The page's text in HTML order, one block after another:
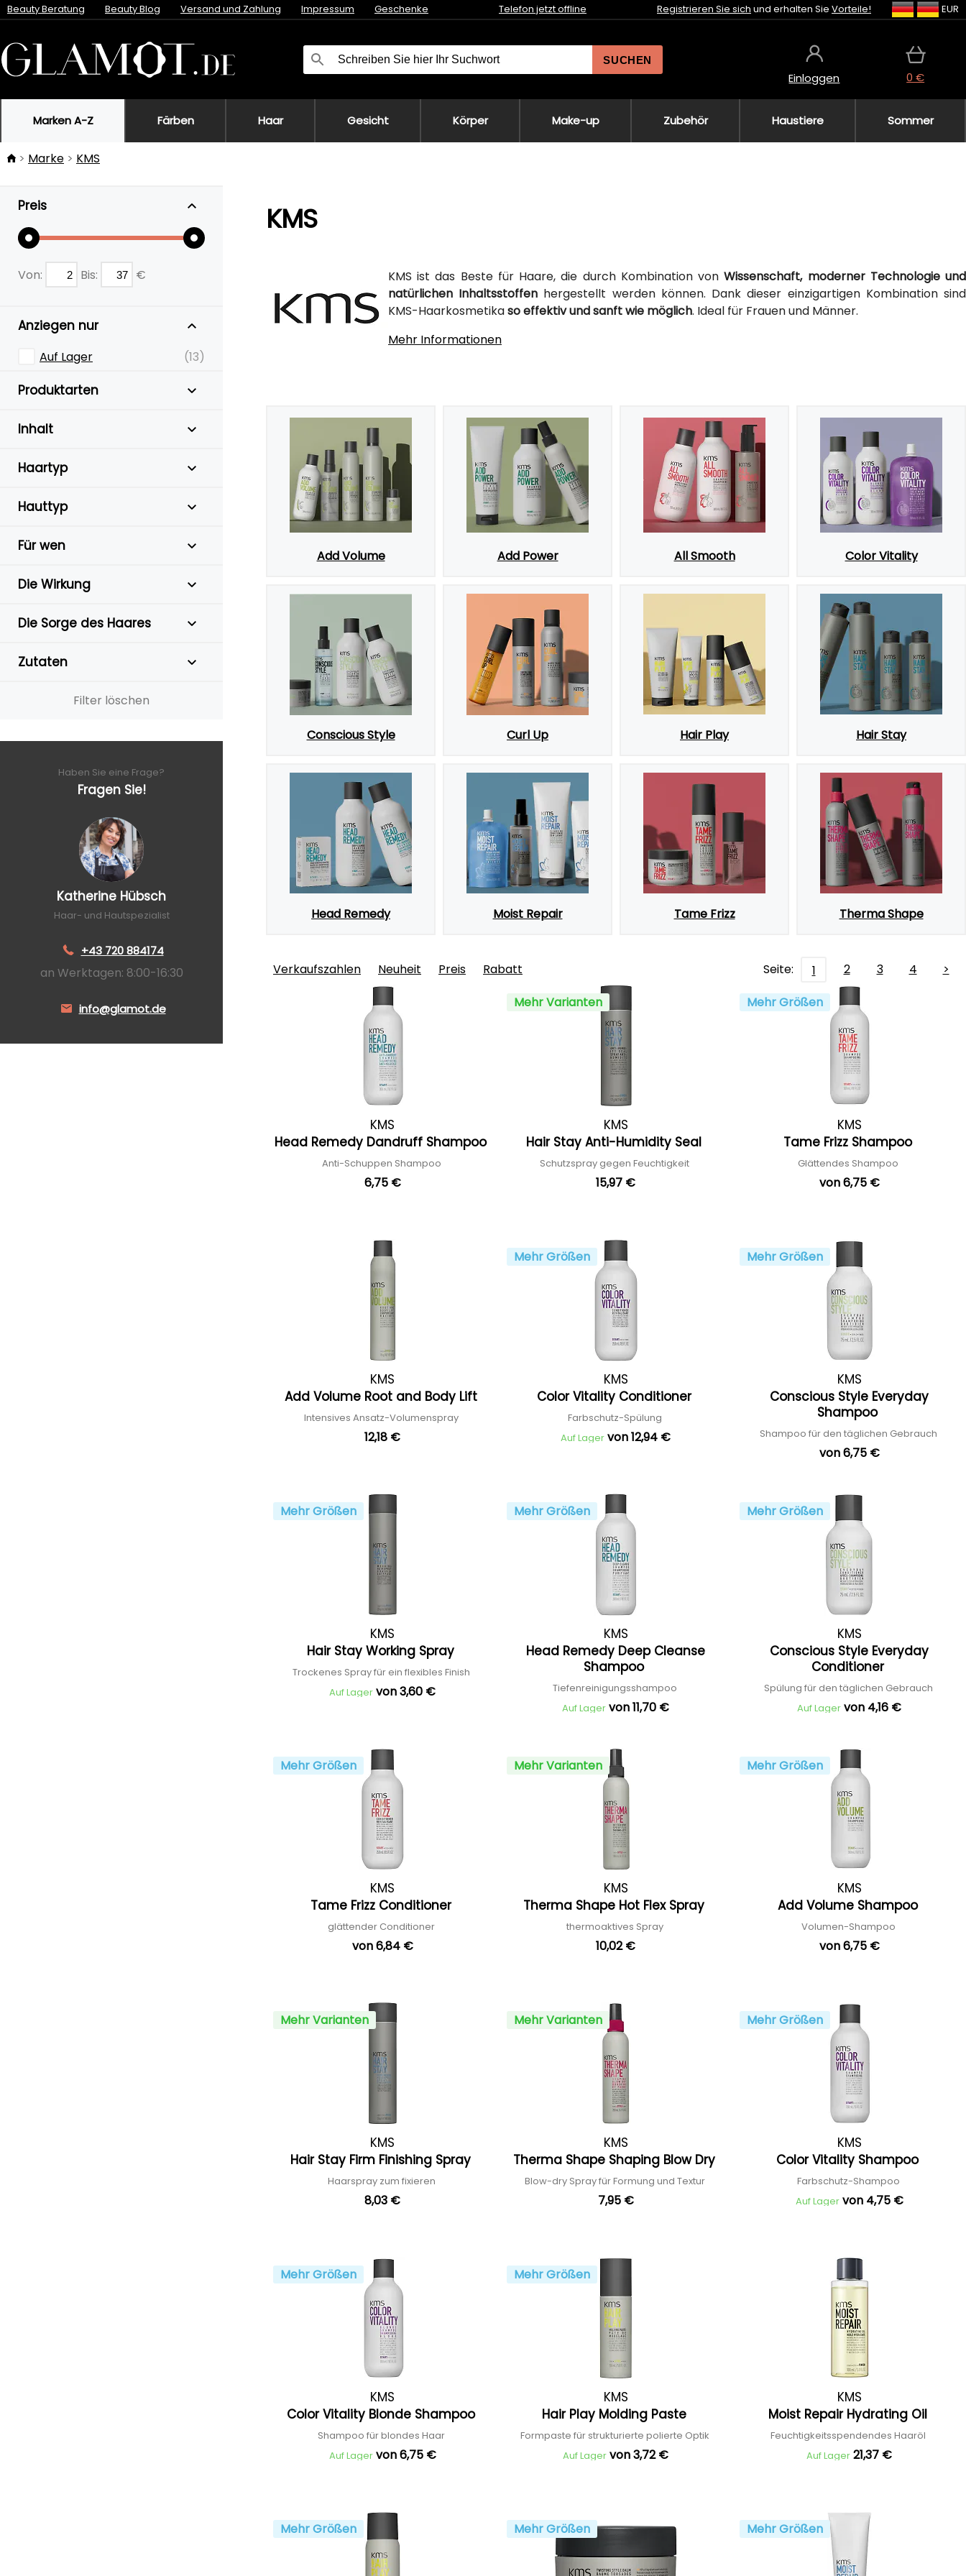
Beauty Beratung Beauty Blog Versand und Zahlung Impressum Geschenke Telefon jetzt offline Registrieren Sie sich und erhalten Sie Vorteile! EUR
SUCHEN
Einloggen 0 €
Marken A-Z Färben Haar Gesicht Körper Make-up Zubehör Haustiere Sommer
Marke KMS
Preis
Von: Bis: €
Anziegen nur
Auf Lager (13)
Produktarten
Inhalt
Haartyp
Hauttyp
Für wen
Die Wirkung
Die Sorge des Haares
Zutaten
Filter löschen
Haben Sie eine Frage?
Fragen Sie!
Katherine Hübsch
Haar- und Hautspezialist
+43 720 884174
an Werktagen: 8:00-16:30
info@glamot.de
KMS
KMS ist das Beste für Haare, die durch Kombination vonWissenschaft, moderner Technologie und
natürlichen Inhaltsstoffen hergestellt werden können. Dank dieser einzigartigen Kombination sind
KMS-Haarkosmetikaso effektiv und sanft wie möglich. Ideal für Frauen und Männer.
Mehr Informationen
Add Volume Add Power All Smooth Color Vitality
Conscious Style Curl Up Hair Play Hair Stay
Head Remedy Moist Repair Tame Frizz Therma Shape
Verkaufszahlen Neuheit Preis Rabatt Seite: 1 2 3 4 >
KMS
Head Remedy Dandruff Shampoo
Anti-Schuppen Shampoo
6,75 €
Mehr Varianten
KMS
Hair Stay Anti-Humidity Seal
Schutzspray gegen Feuchtigkeit
15,97 €
Mehr Größen
KMS
Tame Frizz Shampoo
Glättendes Shampoo
von 6,75 €
KMS
Add Volume Root and Body Lift
Intensives Ansatz-Volumenspray
12,18 €
Mehr Größen
KMS
Color Vitality Conditioner
Farbschutz-Spülung
Auf Lager von 12,94 €
Mehr Größen
KMS
Conscious Style Everyday
Shampoo
Shampoo für den täglichen Gebrauch
von 6,75 €
Mehr Größen
KMS
Hair Stay Working Spray
Trockenes Spray für ein flexibles Finish
Auf Lager von 3,60 €
Mehr Größen
KMS
Head Remedy Deep Cleanse
Shampoo
Tiefenreinigungsshampoo
Auf Lager von 11,70 €
Mehr Größen
KMS
Conscious Style Everyday
Conditioner
Spülung für den täglichen Gebrauch
Auf Lager von 4,16 €
Mehr Größen
KMS
Tame Frizz Conditioner
glättender Conditioner
von 6,84 €
Mehr Varianten
KMS
Therma Shape Hot Flex Spray
thermoaktives Spray
10,02 €
Mehr Größen
KMS
Add Volume Shampoo
Volumen-Shampoo
von 6,75 €
Mehr Varianten
KMS
Hair Stay Firm Finishing Spray
Haarspray zum fixieren
8,03 €
Mehr Varianten
KMS
Therma Shape Shaping Blow Dry
Blow-dry Spray für Formung und Textur
7,95 €
Mehr Größen
KMS
Color Vitality Shampoo
Farbschutz-Shampoo
Auf Lager von 4,75 €
Mehr Größen
KMS
Color Vitality Blonde Shampoo
Shampoo für blondes Haar
Auf Lager von 6,75 €
Mehr Größen
KMS
Hair Play Molding Paste
Formpaste für strukturierte polierte Optik
Auf Lager von 3,72 €
KMS
Moist Repair Hydrating Oil
Feuchtigkeitsspendendes Haaröl
Auf Lager 21,37 €
Mehr Größen Mehr Größen Mehr Größen